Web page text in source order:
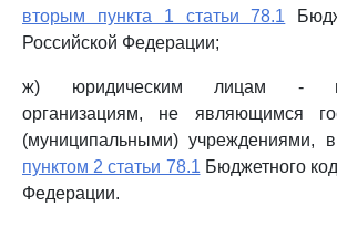
вторым пункта 1 статьи 78.1
Российской Федерации;
ж) юридическим лицам -
организациям, не являющимся
(муниципальными) учреждениями, в
пунктом 2 статьи 78.1 Бюджетного
Федерации.